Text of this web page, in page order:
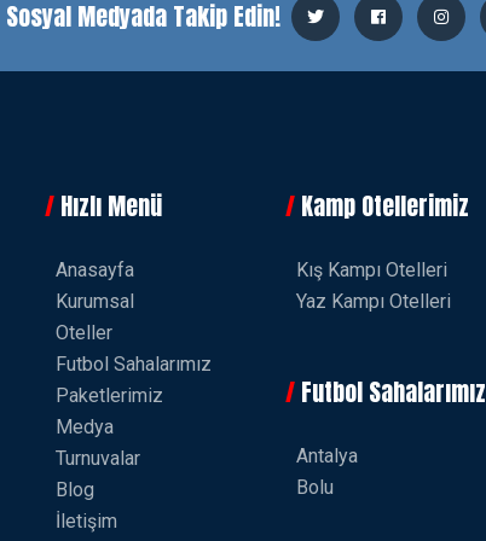
Medyada Takip Edin!
Hızlı Menü
Anasayfa
Kurumsal
Oteller
Futbol Sahalarımız
Paketlerimiz
Medya
Turnuvalar
Blog
İletişim
Kamp Otellerimiz
Kış Kampı Otelleri
Yaz Kampı Otelleri
Futbol Sahalarımız
Antalya
Bolu